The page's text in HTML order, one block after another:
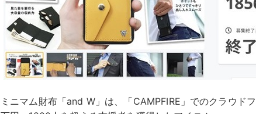
ミニマム財布「and W」は、「CAMPFIRE」でのクラウド